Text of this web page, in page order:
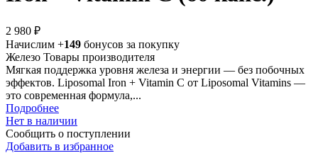
2 980 ₽
Начислим +149 бонусов за покупку
Железо Товары производителя
Мягкая поддержка уровня железа и энергии — без побочных
эффектов. Liposomal Iron + Vitamin C от Liposomal Vitamins —
это современная формула,...
Подробнее
Нет в наличии
Сообщить о поступлении
Добавить в избранное